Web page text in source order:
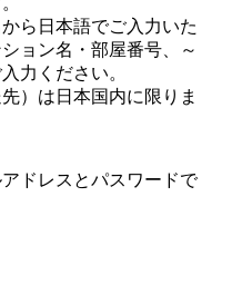
ら日本語でご入力いた
ョン名・部屋番号、～
力ください。
）は日本国内に限りま
ドレスとパスワードで